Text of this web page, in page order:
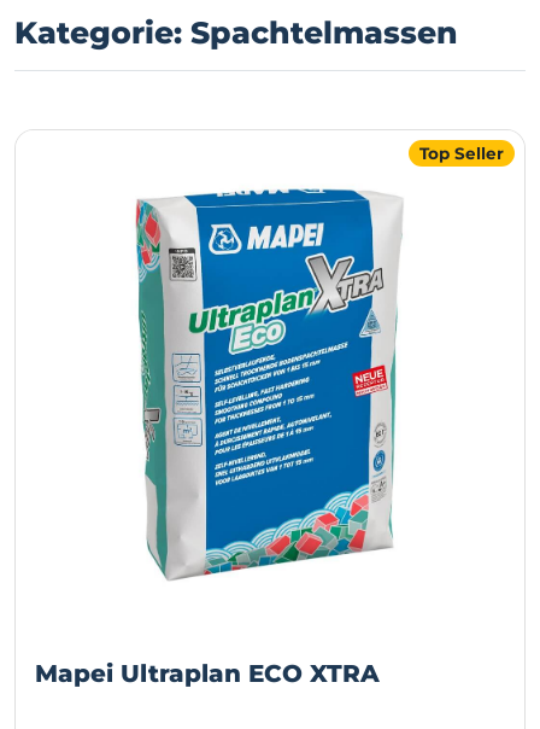
Kategorie: Spachtelmassen
Top Seller
Mapei Ultraplan ECO XTRA